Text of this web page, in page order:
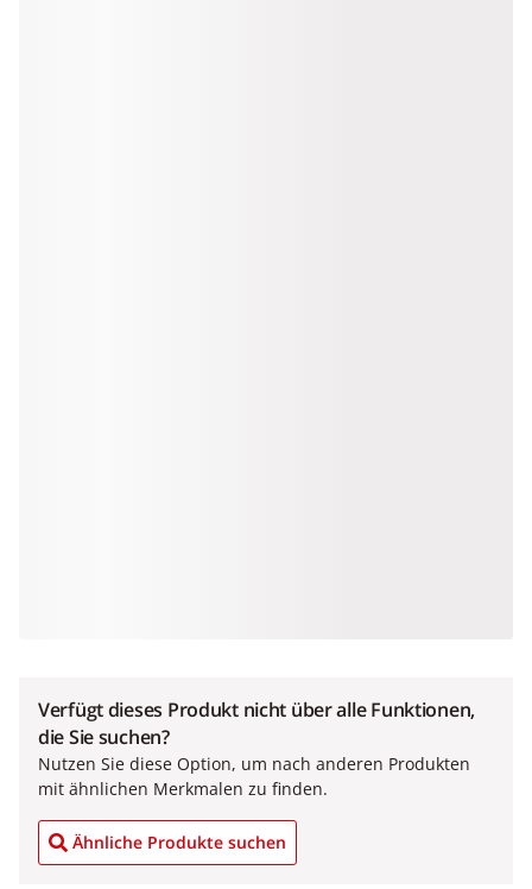
Verfügt dieses Produkt nicht über alle Funktionen,
die Sie suchen?
Nutzen Sie diese Option, um nach anderen Produkten
mit ähnlichen Merkmalen zu finden.
Ähnliche Produkte suchen